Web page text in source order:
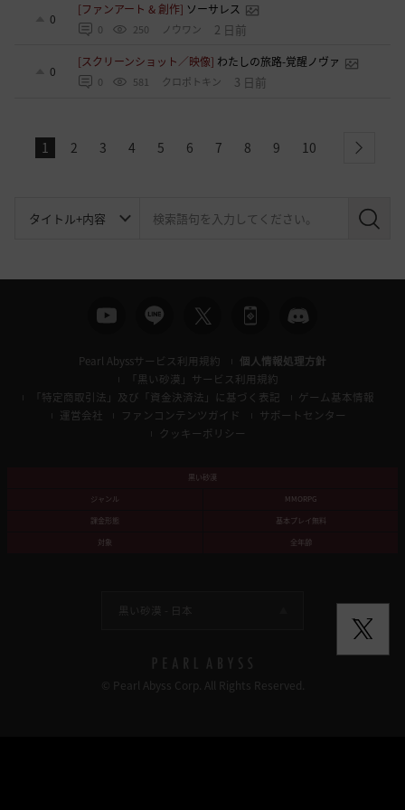
0
[ファンアート & 創作] ソーサレス
0 250 ノウワン 2 日前
0
[スクリーンショット／映像] わたしの旅路-覚醒ノヴァ
0 581 クロポトキン 3 日前
1 2 3 4 5 6 7 8 9 10 next
検
Pearl Abyssサービス利用規約
個人情報処理方針
「黒い砂漠」サービス利用規約
「特定商取引法」及び「資金決済法」に基づく表記
ゲーム基本情報
運営会社
ファンコンテンツガイド
サポートセンター
クッキーポリシー
黒い砂漠
ジャンル
MMORPG
課金形態
基本プレイ無料
対象
全年齢
黒い砂漠 - 日本
© Pearl Abyss Corp. All Rights Reserved.